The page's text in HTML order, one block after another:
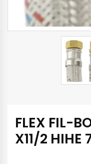
FLEX FIL-
X11/2 HIHE